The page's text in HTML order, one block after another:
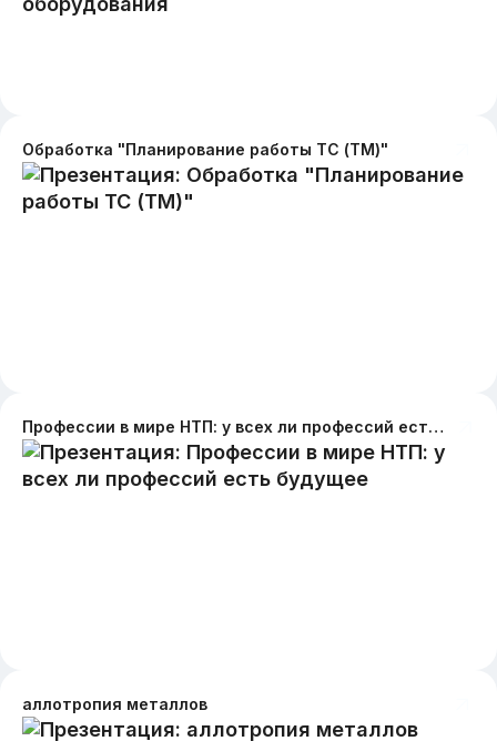
Обработка "Планирование работы ТС (ТМ)"
Профессии в мире НТП: у всех ли профессий есть будущее
аллотропия металлов